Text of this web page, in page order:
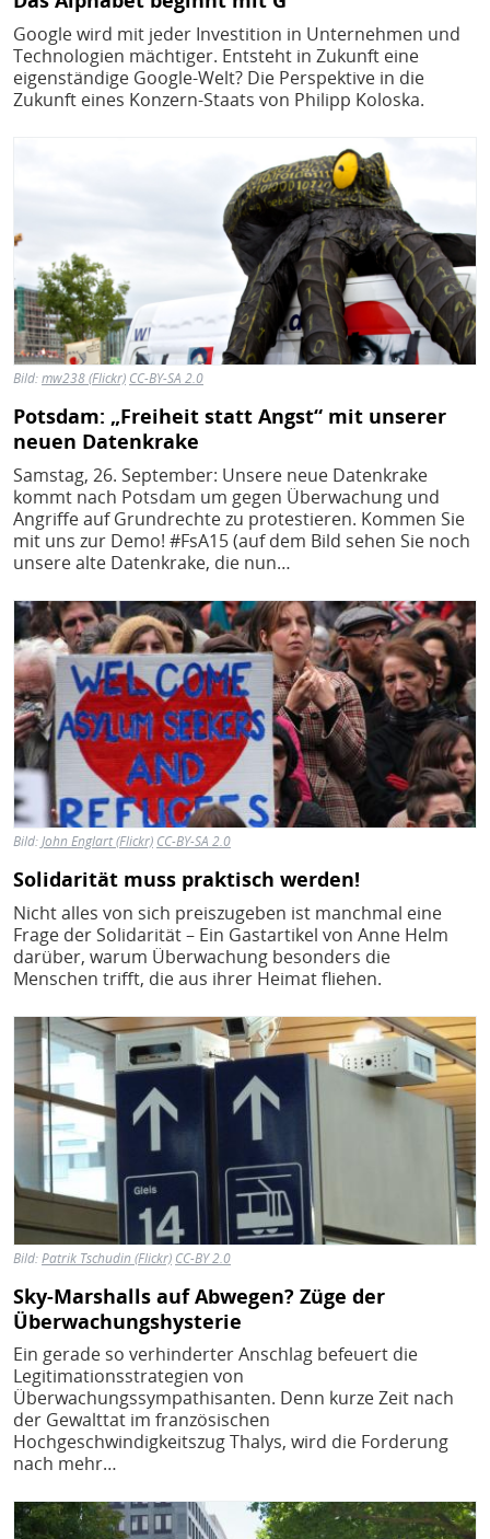
Google wird mit jeder Investition in Unternehmen und
Technologien mächtiger. Entsteht in Zukunft eine
eigenständige Google-Welt? Die Perspektive in die
Zukunft eines Konzern-Staats von Philipp Koloska.
Bild:mw238 (Flickr) CC-BY-SA 2.0
Potsdam: „Freiheit statt Angst“ mit unserer
neuen Datenkrake
Samstag, 26. September: Unsere neue Datenkrake
kommt nach Potsdam um gegen Überwachung und
Angriffe auf Grundrechte zu protestieren. Kommen Sie
mit uns zur Demo! #FsA15 (auf dem Bild sehen Sie noch
unsere alte Datenkrake, die nun…
Bild
Bild:John Englart (Flickr) CC-BY-SA 2.0
Solidarität muss praktisch werden!
Nicht alles von sich preiszugeben ist manchmal eine
Frage der Solidarität – Ein Gastartikel von Anne Helm
darüber, warum Überwachung besonders die
Menschen trifft, die aus ihrer Heimat fliehen.
Bild
Bild:Patrik Tschudin (Flickr) CC-BY 2.0
Sky-Marshalls auf Abwegen? Züge der
Überwachungshysterie
Ein gerade so verhinderter Anschlag befeuert die
Legitimationsstrategien von
Überwachungssympathisanten. Denn kurze Zeit nach
der Gewalttat im französischen
Hochgeschwindigkeitszug Thalys, wird die Forderung
nach mehr…
Bild